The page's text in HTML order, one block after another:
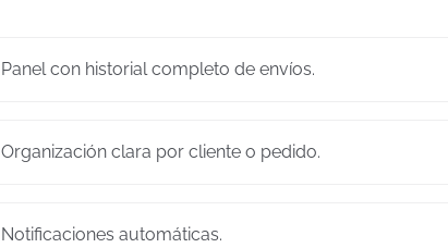
Panel con historial completo de envíos.
Organización clara por cliente o pedido.
Notificaciones automáticas.